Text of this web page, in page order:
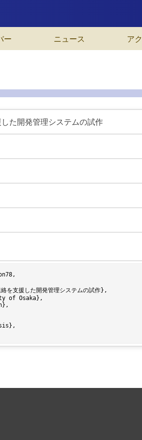
ー ニュース ア
た開発管理システムの試作